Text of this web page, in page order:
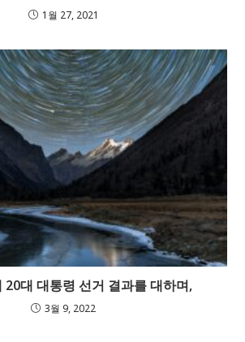
1월 27, 2021
20대 대통령 선거 결과를 대하며,
3월 9, 2022